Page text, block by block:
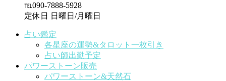
℡090-7888-5928
定休日 日曜日/月曜日
占い鑑定
各星座の運勢&タロット一枚引き
占い師出勤予定
パワーストーン販売
パワーストーン&天然石